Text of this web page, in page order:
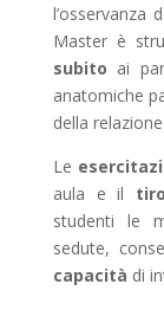
l’osservanza
Master è
subito ai
anatomiche
della
Le
aula e il
studenti le
sedute,
capacità di